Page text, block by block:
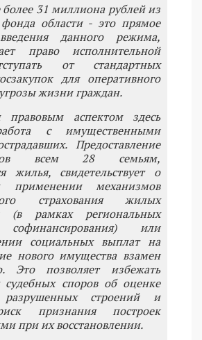
31 миллиона рублей из
фонда области - это прямое
данного режима,
право исполнительной
от стандартных
для оперативного
жизни граждан.
аспектом здесь
с имущественными
Предоставление
всем 28 семьям,
жилья, свидетельствует о
применении механизмов
страхования жилых
(в рамках региональных
или
социальных выплат на
нового имущества взамен
Это позволяет избежать
судебных споров об оценке
разрушенных строений и
признания построек
при их восстановлении.